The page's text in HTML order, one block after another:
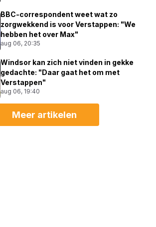
BBC-correspondent weet wat zo
zorgwekkend is voor Verstappen: "We
hebben het over Max"
aug 06, 20:35
Windsor kan zich niet vinden in gekke
gedachte: "Daar gaat het om met
Verstappen"
aug 06, 19:40
Meer artikelen